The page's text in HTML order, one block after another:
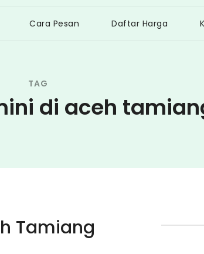
Cara Pesan Daftar Harga
TAG
di aceh
Tamiang